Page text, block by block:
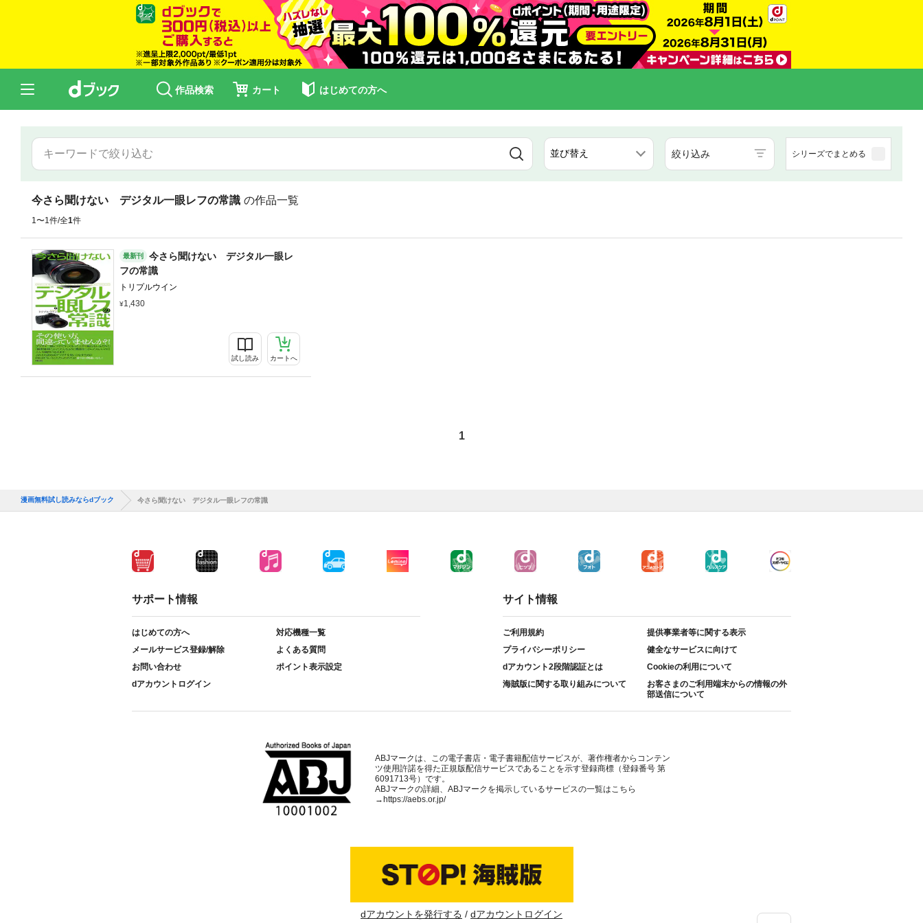
作品検索 カート はじめての方へ
絞り込み シリーズでまとめる
今さら聞けない デジタル一眼レフの常識 の作品一覧
1〜1件/全1件
最新刊
今さら聞けない デジタル一眼レ
フの常識
トリプルウイン
1,430
試し読み カートへ
1
漫画無料試し読みならdブック 今さら聞けない デジタル一眼レフの常識
サポート情報
はじめての方へ
対応機種一覧
メールサービス登録/解除
よくある質問
お問い合わせ
ポイント表示設定
dアカウントログイン
サイト情報
ご利用規約
提供事業者等に関する表示
プライバシーポリシー
健全なサービスに向けて
dアカウント2段階認証とは
Cookieの利用について
海賊版に関する取り組みについて
お客さまのご利用端末からの情報の外
部送信について
ABJマークは、この電子書店・電子書籍配信サービスが、著作権者からコンテン
ツ使用許諾を得た正規版配信サービスであることを示す登録商標（登録番号 第
6091713号）です。
ABJマークの詳細、ABJマークを掲示しているサービスの一覧はこちら
→https://aebs.or.jp/
dアカウントを発行する dアカウントログイン